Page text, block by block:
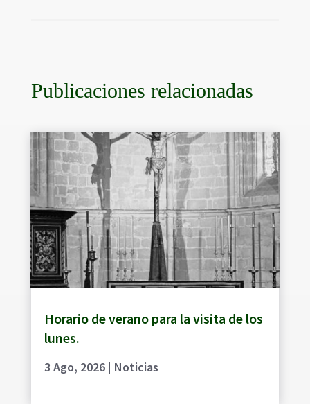
Publicaciones relacionadas
Horario de verano para la visita de los
lunes.
3 Ago, 2026| Noticias